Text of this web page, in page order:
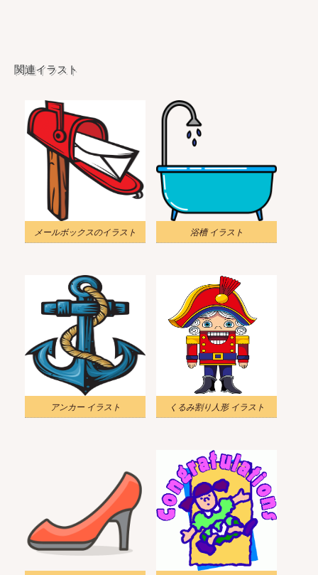
関連イラスト
メールボックスのイラスト 浴槽 イラスト
アンカー イラスト くるみ割り人形 イラスト